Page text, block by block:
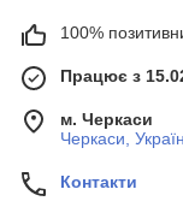
100%
Працює з
м. Черкаси
Черкаси,
Контакти